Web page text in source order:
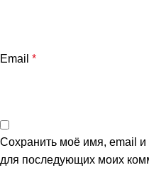
Email *
Сохранить моё имя, email и
для последующих моих